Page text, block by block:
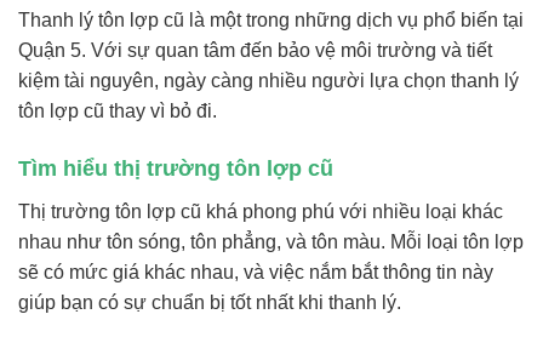
Thanh lý tôn lợp cũ là một trong những dịch vụ phổ biến tại
Quận 5. Với sự quan tâm đến bảo vệ môi trường và tiết
kiệm tài nguyên, ngày càng nhiều người lựa chọn thanh lý
tôn lợp cũ thay vì bỏ đi.
Tìm hiểu thị trường tôn lợp cũ
Thị trường tôn lợp cũ khá phong phú với nhiều loại khác
nhau như tôn sóng, tôn phẳng, và tôn màu. Mỗi loại tôn lợp
sẽ có mức giá khác nhau, và việc nắm bắt thông tin này
giúp bạn có sự chuẩn bị tốt nhất khi thanh lý.